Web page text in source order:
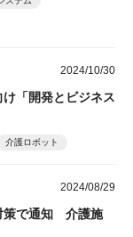
2024/10/30
「開発とビジネス
介護ロボット
2024/08/29
策で通知 介護施